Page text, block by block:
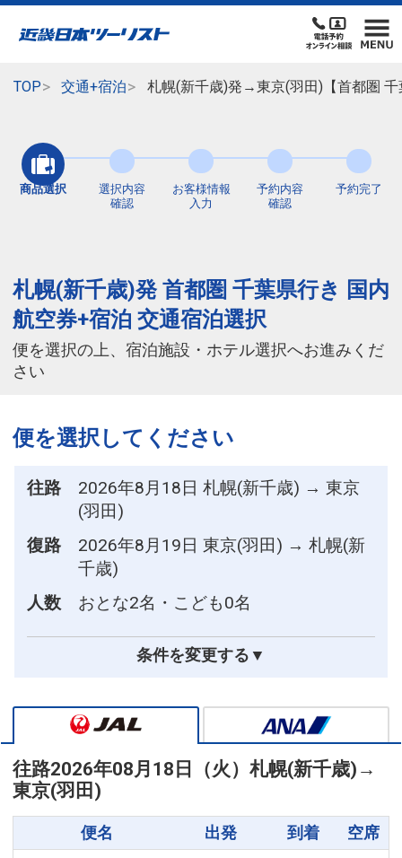
TOP 交通+宿泊 札幌(新千歳)発→東京(羽田)【首都圏
商品選択
選択内容
確認
お客様情報
入力
予約内容
確認
予約完了
札幌(新千歳)発 首都圏 千葉県行き 国内
航空券+宿泊 交通宿泊選択
便を選択の上、宿泊施設・ホテル選択へお進みくだ
さい
便を選択してください
往路
2026年8月18日 札幌(新千歳) → 東京
(羽田)
復路
2026年8月19日 東京(羽田) → 札幌(新
千歳)
人数
おとな2名・こども0名
条件を変更する▼
往路2026年08月18日（火） 札幌(新千歳) →
東京(羽田)
便名 出発 到着 空席